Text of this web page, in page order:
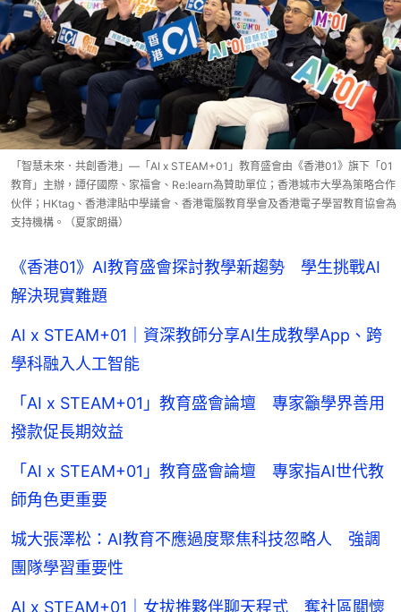
「智慧未來．共創香港」—「AI x STEAM+01」教育盛會由《香港01》旗下「01
教育」主辦，譚仔國際、家福會、Re:learn為贊助單位；香港城市大學為策略合作
伙伴；HKtag、香港津貼中學議會、香港電腦教育學會及香港電子學習教育協會為
支持機構。（夏家朗攝）
《香港01》AI教育盛會探討教學新趨勢 學生挑戰AI
解決現實難題
AI x STEAM+01｜資深教師分享AI生成教學App、跨
學科融入人工智能
「AI x STEAM+01」教育盛會論壇 專家籲學界善用
撥款促長期效益
「AI x STEAM+01」教育盛會論壇 專家指AI世代教
師角色更重要
城大張澤松：AI教育不應過度聚焦科技忽略人 強調
團隊學習重要性
AI x STEAM+01｜女拔推夥伴聊天程式 奪社區關懷